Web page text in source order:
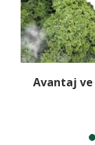
Avantaj